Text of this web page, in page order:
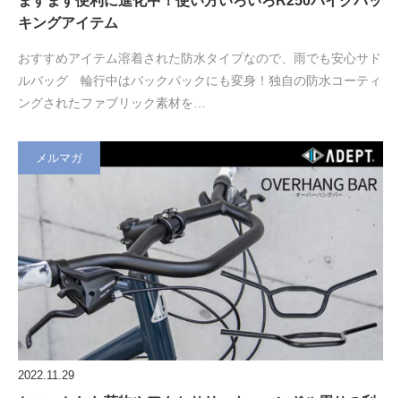
キングアイテム
おすすめアイテム溶着された防水タイプなので、雨でも安心サド
ルバッグ 輪行中はバックパックにも変身！独自の防水コーティ
ングされたファブリック素材を…
メルマガ
2022.11.29